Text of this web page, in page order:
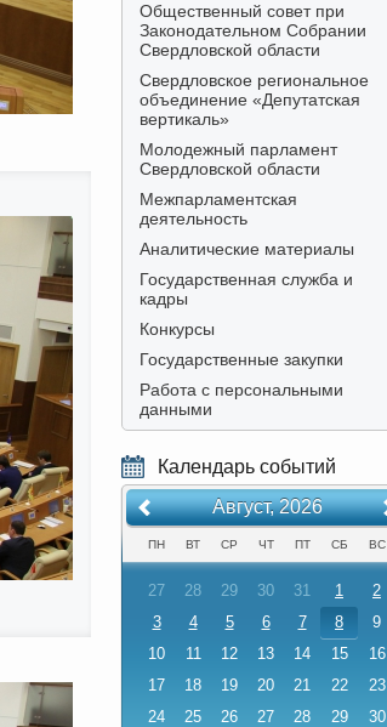
Общественный совет при
Законодательном Собрании
Свердловской области
Свердловское региональное
объединение «Депутатская
вертикаль»
Молодежный парламент
Свердловской области
Межпарламентская
деятельность
Аналитические материалы
Государственная служба и
кадры
Конкурсы
Государственные закупки
Работа с персональными
данными
Календарь событий
Август, 2026
ПН ВТ СР ЧТ ПТ СБ ВС
27 28 29 30 31 1
2
3
4 5 6 7 8
9
10
11 12 13 14 15
16
17
18 19 20 21 22
23
24
25 26 27 28 29
30